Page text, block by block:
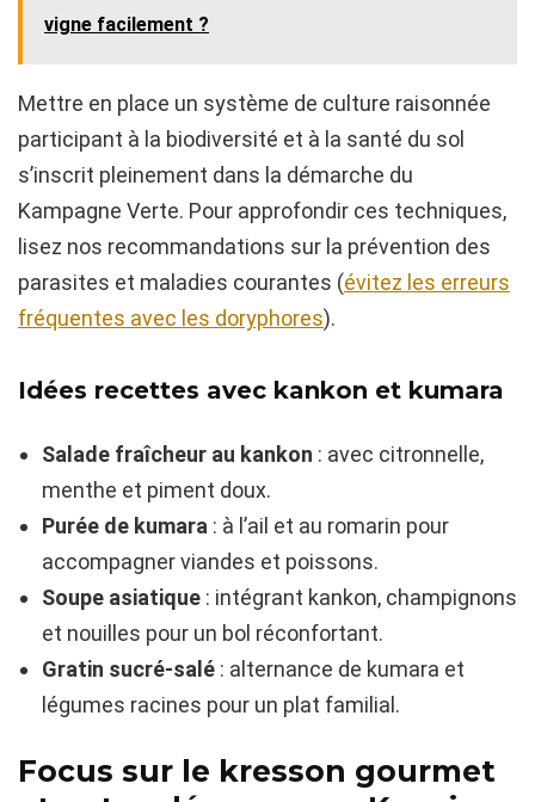
vigne facilement ?
Mettre en place un système de culture raisonnée
participant à la biodiversité et à la santé du sol
s’inscrit pleinement dans la démarche du
Kampagne Verte. Pour approfondir ces techniques,
lisez nos recommandations sur la prévention des
parasites et maladies courantes (évitez les erreurs
fréquentes avec les doryphores).
Idées recettes avec kankon et kumara
Salade fraîcheur au kankon : avec citronnelle,
menthe et piment doux.
Purée de kumara : à l’ail et au romarin pour
accompagner viandes et poissons.
Soupe asiatique : intégrant kankon, champignons
et nouilles pour un bol réconfortant.
Gratin sucré-salé : alternance de kumara et
légumes racines pour un plat familial.
Focus sur le kresson gourmet